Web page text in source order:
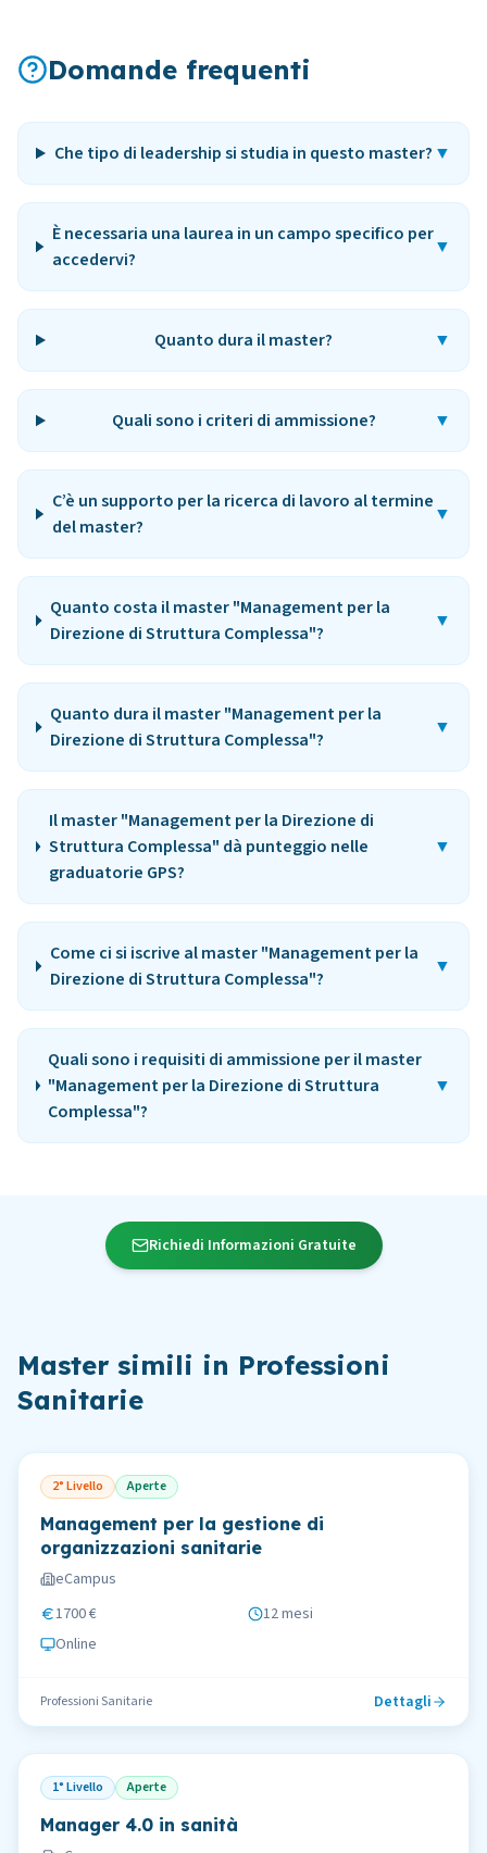
Domande frequenti
Che tipo di leadership si studia in questo master? ▼
È necessaria una laurea in un campo specifico per
accedervi?
▼
Quanto dura il master? ▼
Quali sono i criteri di ammissione? ▼
C’è un supporto per la ricerca di lavoro al termine
del master?
▼
Quanto costa il master "Management per la
Direzione di Struttura Complessa"?
▼
Quanto dura il master "Management per la
Direzione di Struttura Complessa"?
▼
Il master "Management per la Direzione di
Struttura Complessa" dà punteggio nelle
graduatorie GPS?
▼
Come ci si iscrive al master "Management per la
Direzione di Struttura Complessa"?
▼
Quali sono i requisiti di ammissione per il master
"Management per la Direzione di Struttura
Complessa"?
▼
Richiedi Informazioni Gratuite
Master simili in Professioni
Sanitarie
2° Livello Aperte
Management per la gestione di
organizzazioni sanitarie
eCampus
1700 €
12 mesi
Online
Professioni Sanitarie Dettagli
1° Livello Aperte
Manager 4.0 in sanità